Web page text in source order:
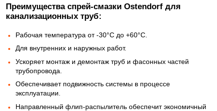
Преимущества спрей-смазки Ostendorf для
канализационных труб:
Рабочая температура от -30°С до +60°С.
Для внутренних и наружных работ.
Ускоряет монтаж и демонтаж труб и фасонных частей
трубопровода.
Обеспечивает подвижность системы в процессе
эксплуатации.
Направленный флип-распылитель обеспечит экономичный